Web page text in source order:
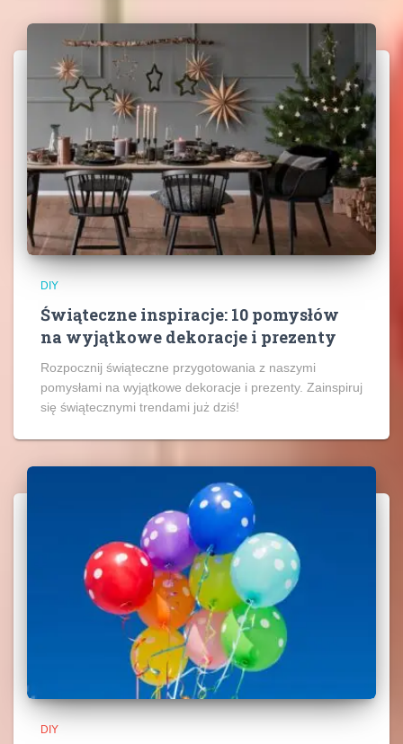
DIY
Świąteczne inspiracje: 10 pomysłów
na wyjątkowe dekoracje i prezenty
Rozpocznij świąteczne przygotowania z naszymi
pomysłami na wyjątkowe dekoracje i prezenty. Zainspiruj
się świątecznymi trendami już dziś!
DIY